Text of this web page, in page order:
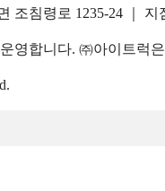
조침령로 1235-24 ｜
영합니다. ㈜아이트럭